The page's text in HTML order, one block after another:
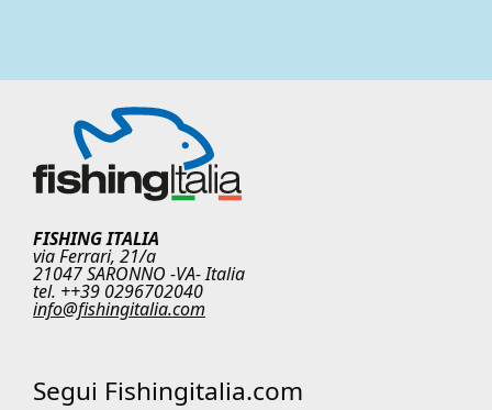
FISHING ITALIA
via Ferrari, 21/a
21047 SARONNO -VA- Italia
tel. ++39 0296702040
info@fishingitalia.com
Segui Fishingitalia.com